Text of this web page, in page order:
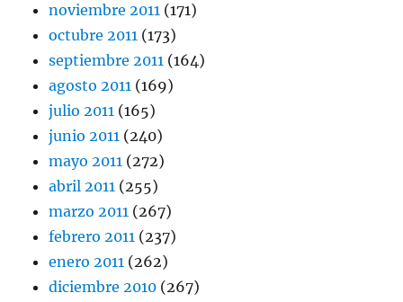
noviembre 2011 (171)
octubre 2011 (173)
septiembre 2011 (164)
agosto 2011 (169)
julio 2011 (165)
junio 2011 (240)
mayo 2011 (272)
abril 2011 (255)
marzo 2011 (267)
febrero 2011 (237)
enero 2011 (262)
diciembre 2010 (267)